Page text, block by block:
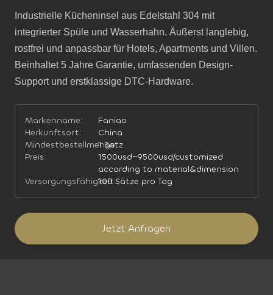
Industrielle Kücheninsel aus Edelstahl 304 mit
integrierter Spüle und Wasserhahn. Äußerst langlebig,
rostfrei und anpassbar für Hotels, Apartments und Villen.
Beinhaltet 5 Jahre Garantie, umfassenden Design-
Support und erstklassige DTC-Hardware.
Markenname:
Faniao
Herkunftsort:
China
Mindestbestellmenge:
1 Satz
Preis:
1500usd~9500usd/customized
according to material&dimension
Versorgungsfähigkeit:100 Sätze pro Tag
Jetzt Anfragen